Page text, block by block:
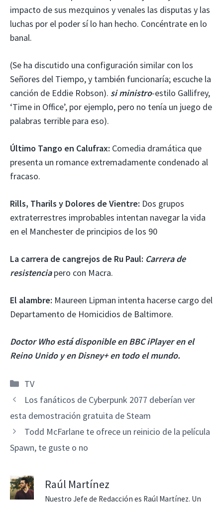
impacto de sus mezquinos y venales las disputas y las
luchas por el poder sí lo han hecho. Concéntrate en lo
banal.
(Se ha discutido una configuración similar con los
Señores del Tiempo, y también funcionaría; escuche la
canción de Eddie Robson). si ministro-estilo Gallifrey,
‘Time in Office’, por ejemplo, pero no tenía un juego de
palabras terrible para eso).
Último Tango en Calufrax: Comedia dramática que
presenta un romance extremadamente condenado al
fracaso.
Rills, Tharils y Dolores de Vientre: Dos grupos
extraterrestres improbables intentan navegar la vida
en el Manchester de principios de los 90
La carrera de cangrejos de Ru Paul: Carrera de
resistenciapero con Macra.
El alambre: Maureen Lipman intenta hacerse cargo del
Departamento de Homicidios de Baltimore.
Doctor Who está disponible en BBC iPlayer en el
Reino Unido y en Disney+ en todo el mundo.
Categorías
TV
Los fanáticos de Cyberpunk 2077 deberían ver
esta demostración gratuita de Steam
Todd McFarlane te ofrece un reinicio de la película
Spawn, te guste o no
Raúl Martínez
Nuestro Jefe de Redacción es Raúl Martínez. Un